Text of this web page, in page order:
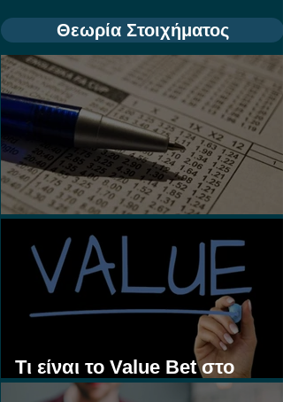
Θεωρία Στοιχήματος
Τι είναι τα Ασιατικά Χάντικαπ;
Τι είναι το Value Bet στο
Στοίχημα;